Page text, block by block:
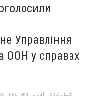
Управління
ООН у справах
і натисніть Ctrl + Enter, щоб